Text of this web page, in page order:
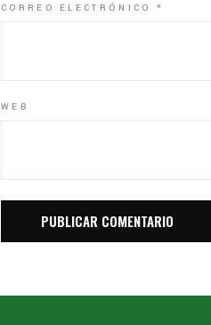
CORREO ELECTRÓNICO *
WEB